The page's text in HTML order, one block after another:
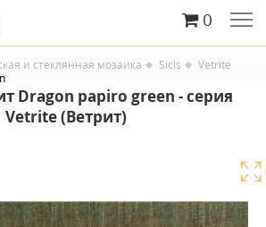
0
и стеклянная мозаика Sicis
Vetrite
Dragon papiro green - серия
Vetrite (Ветрит)